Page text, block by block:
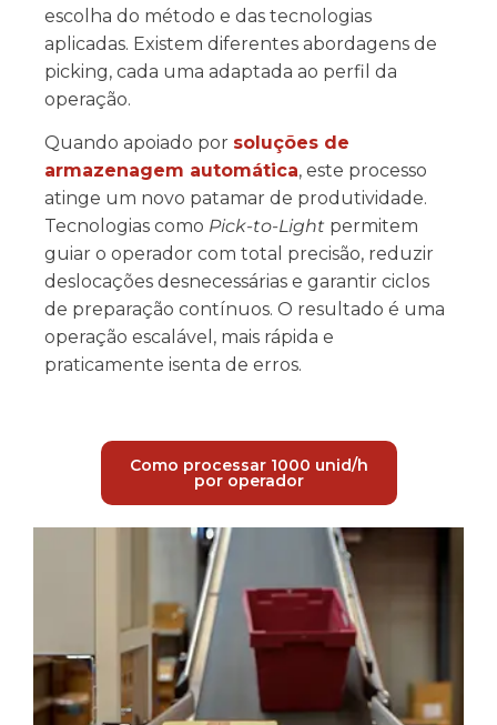
escolha do método e das tecnologias
aplicadas. Existem diferentes abordagens de
picking, cada uma adaptada ao perfil da
operação.
Quando apoiado por soluções de
armazenagem automática, este processo
atinge um novo patamar de produtividade.
Tecnologias como Pick-to-Light permitem
guiar o operador com total precisão, reduzir
deslocações desnecessárias e garantir ciclos
de preparação contínuos. O resultado é uma
operação escalável, mais rápida e
praticamente isenta de erros.
Como processar 1000 unid/h
por operador